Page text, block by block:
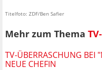
Titelfoto: ZDF/Ben Safier
Mehr zum Thema
TV-ÜBERRASCHUNG BEI
NEUE CHEFIN